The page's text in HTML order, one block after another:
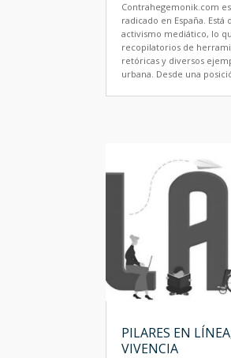
Contrahegemonik.com
radicado en España.
activismo mediático, lo
recopilatorios de
retóricas y diversos
urbana. Desde una
PILARES EN
VIVENCIA